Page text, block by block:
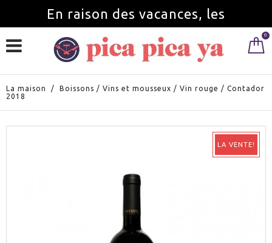
En raison des vacances, les
commandes seront servies à partir du 0
La maison / Boissons / Vins et mousseux / Vin rouge / Contador
2018
LA VENTE!